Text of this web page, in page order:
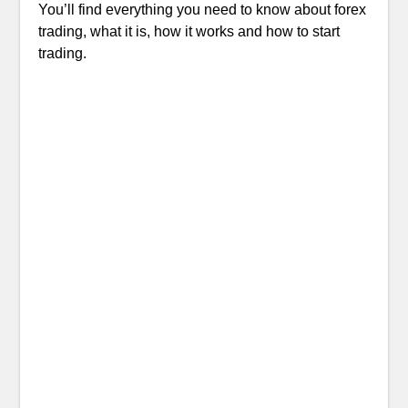
You’ll find everything you need to know about forex
trading, what it is, how it works and how to start
trading.